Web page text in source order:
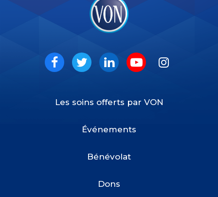
Social
Les soins offerts par VON
Événements
Bénévolat
Dons